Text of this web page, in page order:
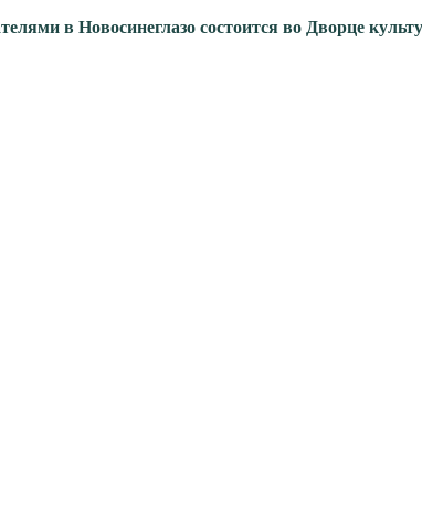
в Новосинеглазо состоится во Дворце